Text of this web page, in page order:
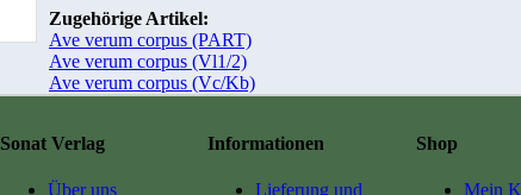
Zugehörige Artikel:
Ave verum corpus (PART)
Ave verum corpus (Vl1/2)
Ave verum corpus (Vc/Kb)
Shop
Mein
Informationen
Lieferung und
Sonat Verlag
Über uns